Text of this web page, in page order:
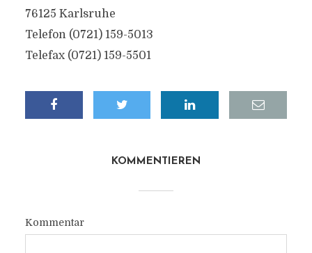
76125 Karlsruhe
Telefon (0721) 159-5013
Telefax (0721) 159-5501
KOMMENTIEREN
Kommentar